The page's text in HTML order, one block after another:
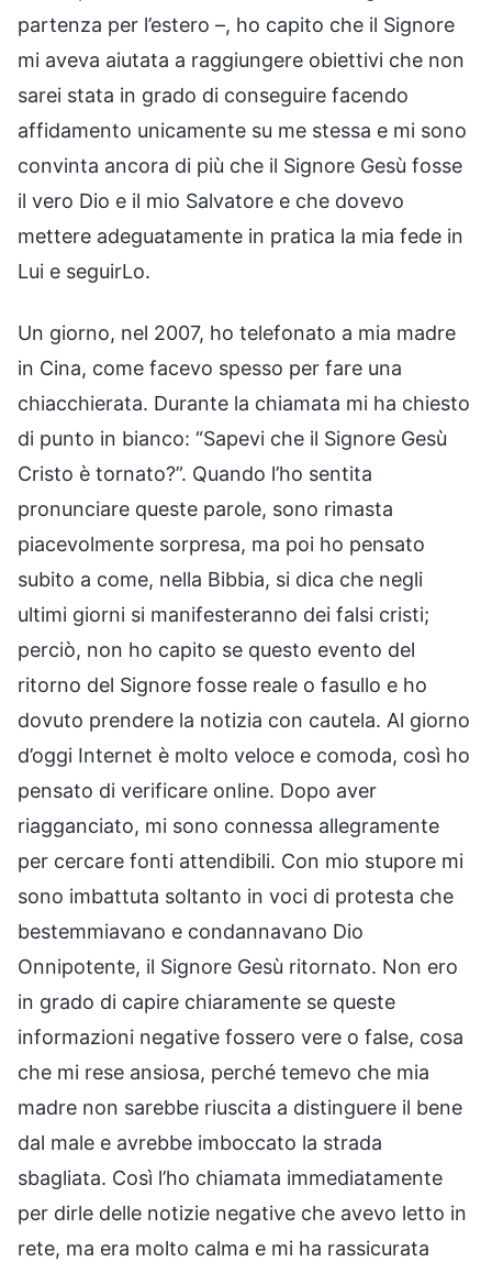
partenza per l’estero –, ho capito che il Signore
mi aveva aiutata a raggiungere obiettivi che non
sarei stata in grado di conseguire facendo
affidamento unicamente su me stessa e mi sono
convinta ancora di più che il Signore Gesù fosse
il vero Dio e il mio Salvatore e che dovevo
mettere adeguatamente in pratica la mia fede in
Lui e seguirLo.
Un giorno, nel 2007, ho telefonato a mia madre
in Cina, come facevo spesso per fare una
chiacchierata. Durante la chiamata mi ha chiesto
di punto in bianco: “Sapevi che il Signore Gesù
Cristo è tornato?”. Quando l’ho sentita
pronunciare queste parole, sono rimasta
piacevolmente sorpresa, ma poi ho pensato
subito a come, nella Bibbia, si dica che negli
ultimi giorni si manifesteranno dei falsi cristi;
perciò, non ho capito se questo evento del
ritorno del Signore fosse reale o fasullo e ho
dovuto prendere la notizia con cautela. Al giorno
d’oggi Internet è molto veloce e comoda, così ho
pensato di verificare online. Dopo aver
riagganciato, mi sono connessa allegramente
per cercare fonti attendibili. Con mio stupore mi
sono imbattuta soltanto in voci di protesta che
bestemmiavano e condannavano Dio
Onnipotente, il Signore Gesù ritornato. Non ero
in grado di capire chiaramente se queste
informazioni negative fossero vere o false, cosa
che mi rese ansiosa, perché temevo che mia
madre non sarebbe riuscita a distinguere il bene
dal male e avrebbe imboccato la strada
sbagliata. Così l’ho chiamata immediatamente
per dirle delle notizie negative che avevo letto in
rete, ma era molto calma e mi ha rassicurata